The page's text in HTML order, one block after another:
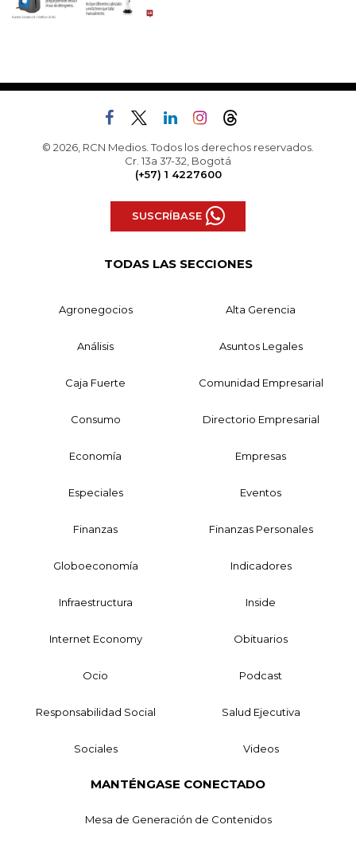
© 2026, RCN Medios. Todos los derechos reservados.
Cr. 13a 37-32, Bogotá
(+57) 1 4227600
SUSCRÍBASE
TODAS LAS SECCIONES
Agronegocios Alta Gerencia
Análisis Asuntos Legales
Caja Fuerte Comunidad Empresarial
Consumo Directorio Empresarial
Economía Empresas
Especiales Eventos
Finanzas Finanzas Personales
Globoeconomía Indicadores
Infraestructura Inside
Internet Economy Obituarios
Ocio Podcast
Responsabilidad Social Salud Ejecutiva
Sociales Videos
MANTÉNGASE CONECTADO
Mesa de Generación de Contenidos